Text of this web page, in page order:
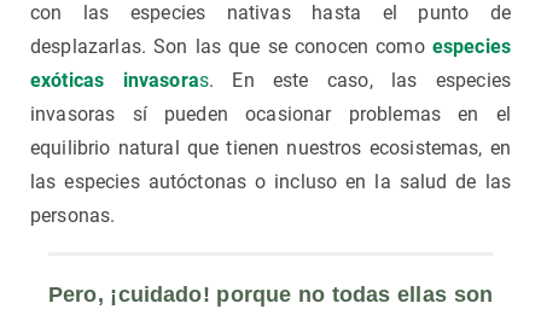
con las especies nativas hasta el punto de
desplazarlas. Son las que se conocen como especies
exóticas invasoras. En este caso, las especies
invasoras sí pueden ocasionar problemas en el
equilibrio natural que tienen nuestros ecosistemas, en
las especies autóctonas o incluso en la salud de las
personas.
Pero, ¡cuidado! porque no todas ellas son